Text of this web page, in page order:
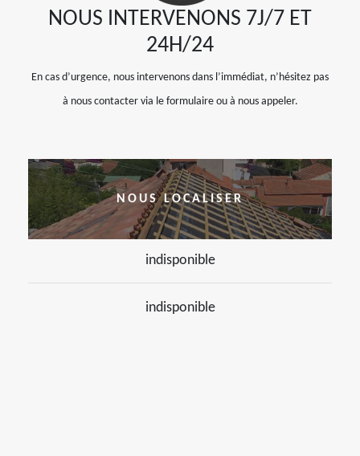
NOUS INTERVENONS 7J/7 ET
24H/24
En cas d’urgence, nous intervenons dans l’immédiat, n’hésitez pas
à nous contacter via le formulaire ou à nous appeler.
NOUS LOCALISER
indisponible
indisponible